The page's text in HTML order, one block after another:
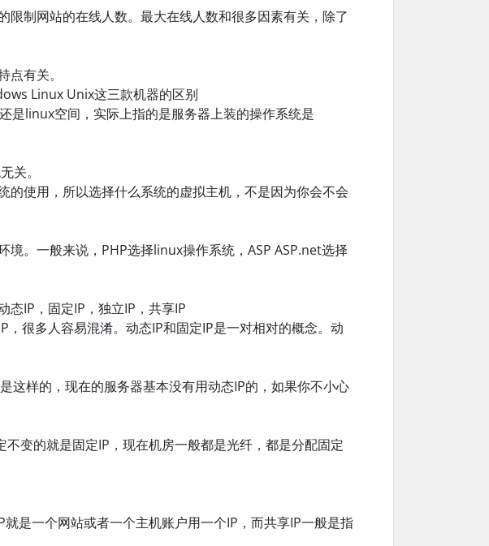
限制网站的在线人数。最大在线人数和很多因素有关，除了
有关。
Linux Unix这三款机器的区别
是linux空间，实际上指的是服务器上装的操作系统是
关。
的使用，所以选择什么系统的虚拟主机，不是因为你会不会
境。一般来说，PHP选择linux操作系统，ASP ASP.net选择
态IP，固定IP，独立IP，共享IP
很多人容易混淆。动态IP和固定IP是一对相对的概念。动
这样的，现在的服务器基本没有用动态IP的，如果你不小心
变的就是固定IP，现在机房一般都是光纤，都是分配固定
是一个网站或者一个主机账户用一个IP，而共享IP一般是指